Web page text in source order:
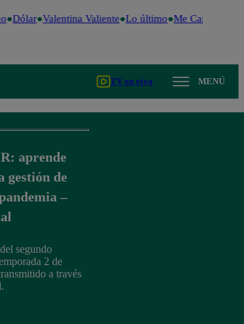
Dólar Valentina Valiente Lo último Me Caigo de
TV en vivo MENÚ
aprende
gestión de
–
segundo
2 de
a través